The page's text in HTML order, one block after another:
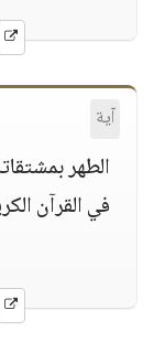
آية
الطهر
في القرآن